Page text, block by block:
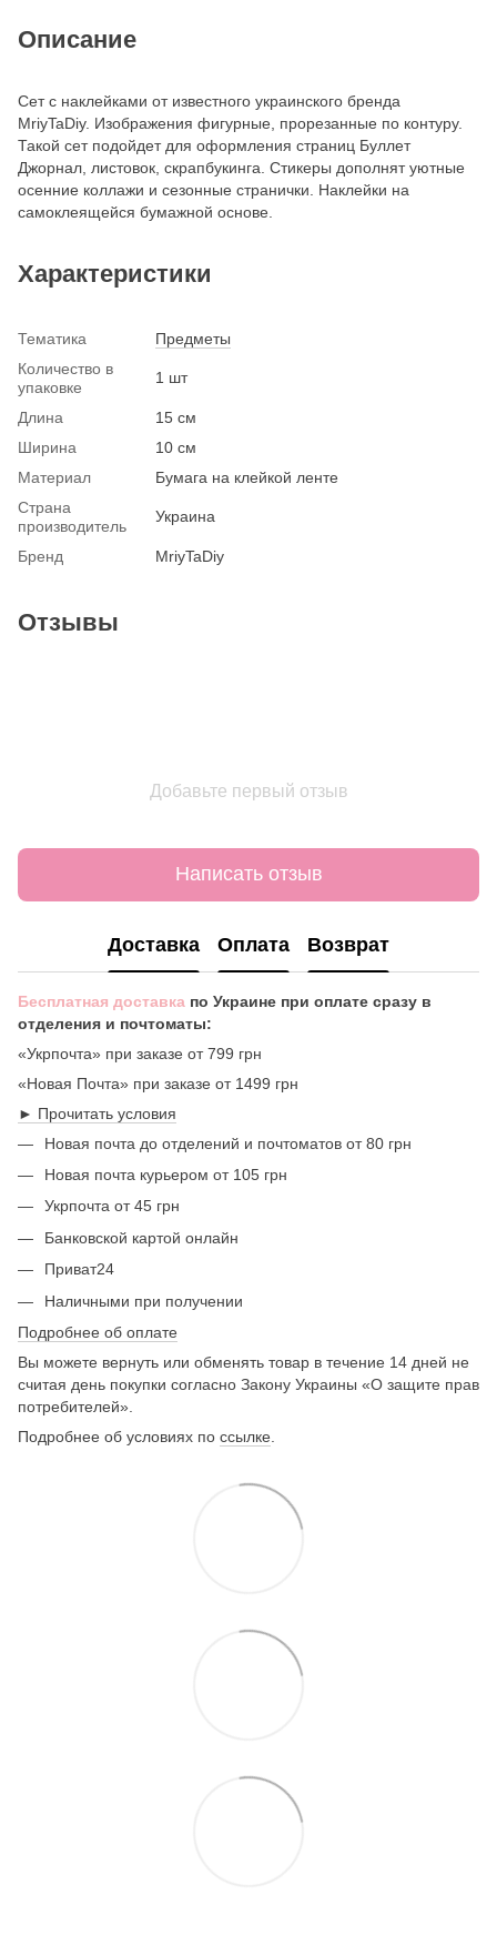
Описание
Сет с наклейками от известного украинского бренда
MriyTaDiy. Изображения фигурные, прорезанные по контуру.
Такой сет подойдет для оформления страниц Буллет
Джорнал, листовок, скрапбукинга. Стикеры дополнят уютные
осенние коллажи и сезонные странички. Наклейки на
самоклеящейся бумажной основе.
Характеристики
Тематика
Предметы
Количество в
упаковке
1 шт
Длина
15 см
Ширина
10 см
Материал
Бумага на клейкой ленте
Страна
производитель
Украина
Бренд MriyTaDiy
Отзывы
Добавьте первый отзыв
Написать отзыв
Доставка Оплата Возврат
Бесплатная доставка по Украине при оплате сразу в
отделения и почтоматы:
«Укрпочта» при заказе от 799 грн
«Новая Почта» при заказе от 1499 грн
► Прочитать условия
Новая почта до отделений и почтоматов от 80 грн
Новая почта курьером от 105 грн
Укрпочта от 45 грн
Банковской картой онлайн
Приват24
Наличными при получении
Подробнее об оплате
Вы можете вернуть или обменять товар в течение 14 дней не
считая день покупки согласно Закону Украины «О защите прав
потребителей».
Подробнее об условиях по ссылке